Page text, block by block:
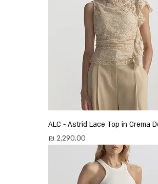
ALC - Astrid Lace Top in Crema
מחיר